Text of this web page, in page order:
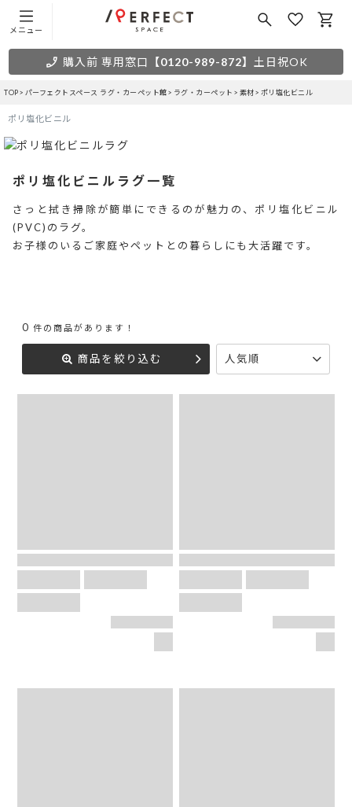
メニュー
購入前 専用窓口 【0120-989-872】 土日祝OK
TOP パーフェクトスペース ラグ・カーペット館 ラグ・カーペット 素材 ポリ塩化ビニル
ポリ塩化ビニル
ポリ塩化ビニルラグ一覧
さっと拭き掃除が簡単にできるのが魅力の、ポリ塩化ビニル
(PVC)のラグ。
お子様のいるご家庭やペットとの暮らしにも大活躍です。
0 件の商品があります！
商品を絞り込む 人気順